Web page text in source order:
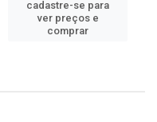
cadastre-se para
ver preços e
comprar